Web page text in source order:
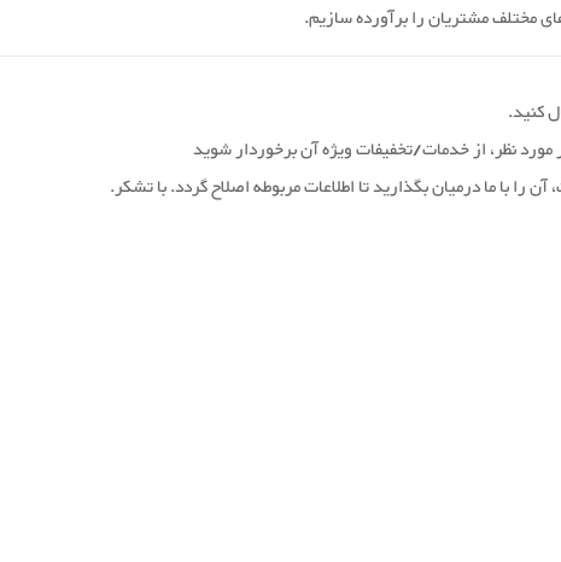
مختلف مشتریان را برآورده سازیم.
کنید.
نظر، از خدمات/تخفیفات ویژه آن برخوردار شوید
را با ما درمیان بگذارید تا اطلاعات مربوطه اصلاح گردد. با تشکر.